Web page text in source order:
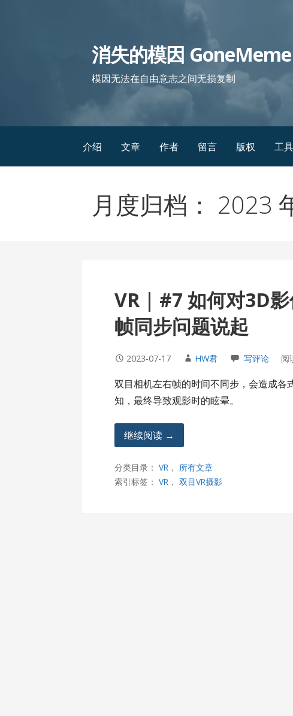
消失的模因 GoneMeme
模因无法在自由意志之间无损复制
介绍 文章 作者 留言 版权 工具
月度归档： 2023
VR | #7 如何对3D
帧同步问题说起
2023-07-17 HW君 写评论 阅
双目相机左右帧的时间不同步，会造成
知，最终导致观影时的眩晕。
继续阅读 →
分类目录：VR ， 所有文章
索引标签：VR ，双目VR摄影